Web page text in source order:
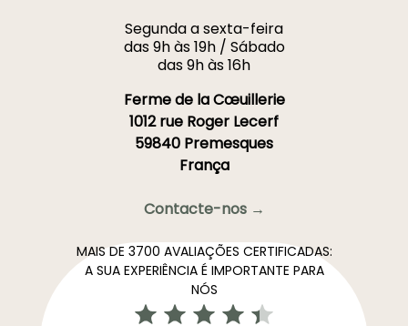
Segunda a sexta-feira
das 9h às 19h / Sábado
das 9h às 16h
Ferme de la Cœuillerie
1012 rue Roger Lecerf
59840 Premesques
França
Contacte-nos →
MAIS DE 3700 AVALIAÇÕES CERTIFICADAS:
A SUA EXPERIÊNCIA É IMPORTANTE PARA
NÓS